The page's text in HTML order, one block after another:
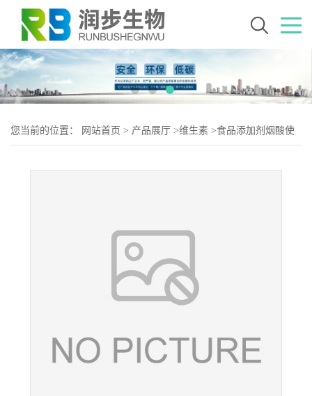
您当前的位置： 网站首页 > 产品展厅 >维生素 >食品添加剂烟酸使